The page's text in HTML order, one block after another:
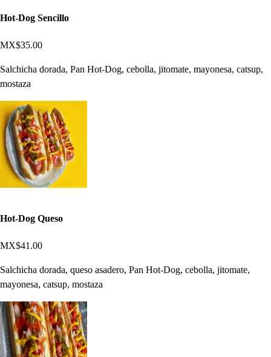
Hot-Dog Sencillo
MX$35.00
Salchicha dorada, Pan Hot-Dog, cebolla, jitomate, mayonesa, catsup,
mostaza
Hot-Dog Queso
MX$41.00
Salchicha dorada, queso asadero, Pan Hot-Dog, cebolla, jitomate,
mayonesa, catsup, mostaza